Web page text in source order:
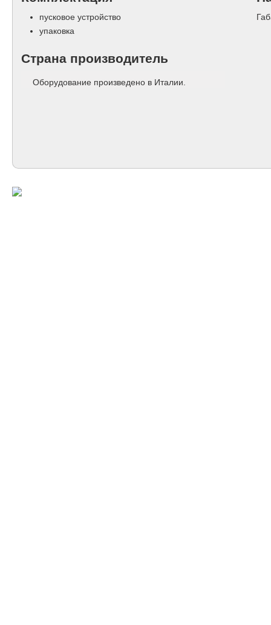
пусковое устройство
упаковка
Страна производитель
Оборудование произведено в Италии.